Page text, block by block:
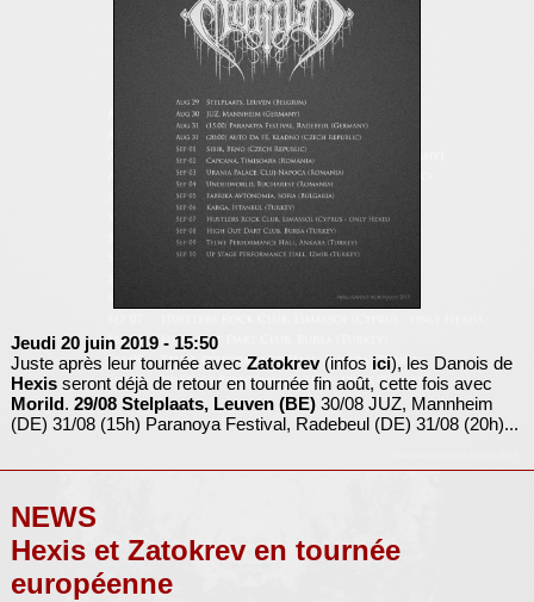
Jeudi 20 juin 2019 - 15:50
Juste après leur tournée avec Zatokrev(infos ici), les Danois de
Hexisseront déjà de retour en tournée fin août, cette fois avec
Morild. 29/08 Stelplaats, Leuven (BE)30/08 JUZ, Mannheim
(DE) 31/08 (15h) Paranoya Festival, Radebeul (DE) 31/08 (20h)...
NEWS
Hexis et Zatokrev en tournée
européenne